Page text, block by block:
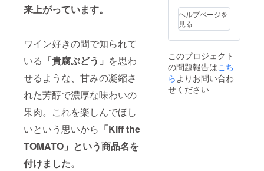
来上がっています。
ワイン好きの間で知られて
いる 「貴腐ぶどう」 を思わ
せるような、甘みの凝縮さ
れた芳醇で濃厚な味わいの
果肉。これを楽しんでほし
いという思いから 「Kiff the
TOMATO」という商品名を
付けました。
ワー、
ブロッ
コ
リー、
いも、
大根な
ど ※
セット
ム雫野
菜詰合
せセッ
ト（５
内容
例：か
ぼちゃ
（ダー
クホー
ヘルプページを
見る
このプロジェクト
の問題報告はこち
らよりお問い合わ
せください